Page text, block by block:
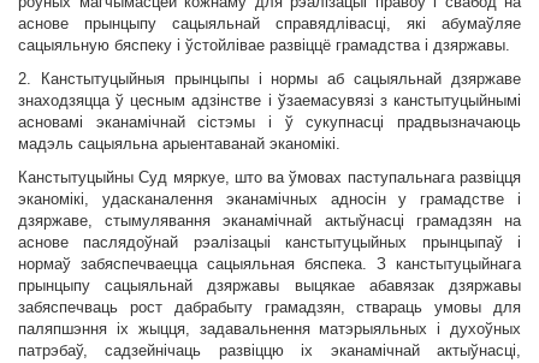
аснове прынцыпу сацыяльнай справядлівасці, які абумаўляе
сацыяльную бяспеку і ўстойлівае развіццё грамадства і дзяржавы.
2. Канстытуцыйныя прынцыпы і нормы аб сацыяльнай дзяржаве
знаходзяцца ў цесным адзінстве і ўзаемасувязі з канстытуцыйнымі
асновамі эканамічнай сістэмы і ў сукупнасці прадвызначаюць
мадэль сацыяльна арыентаванай эканомікі.
Канстытуцыйны Суд мяркуе, што ва ўмовах паступальнага развіцця
эканомікі, удасканалення эканамічных адносін у грамадстве і
дзяржаве, стымулявання эканамічнай актыўнасці грамадзян на
аснове паслядоўнай рэалізацыі канстытуцыйных прынцыпаў і
нормаў забяспечваецца сацыяльная бяспека. З канстытуцыйнага
прынцыпу сацыяльнай дзяржавы выцякае абавязак дзяржавы
забяспечваць рост дабрабыту грамадзян, ствараць умовы для
паляпшэння іх жыцця, задавальнення матэрыяльных і духоўных
патрэбаў, садзейнічаць развіццю іх эканамічнай актыўнасці,